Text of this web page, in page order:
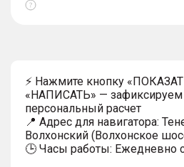
Показать
⚡ Нажмите кнопку
«НАПИСАТЬ» —
персональный расчет
📍 Адрес для навигатора:
Волхонский (Волхонское
🕒 Часы работы: Ежедневно